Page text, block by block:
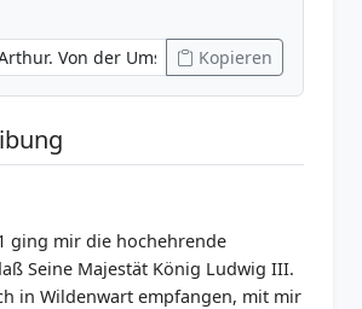
Kopieren
ging mir die hochehrende
Seine Majestät König Ludwig III.
in Wildenwart empfangen, mit mir